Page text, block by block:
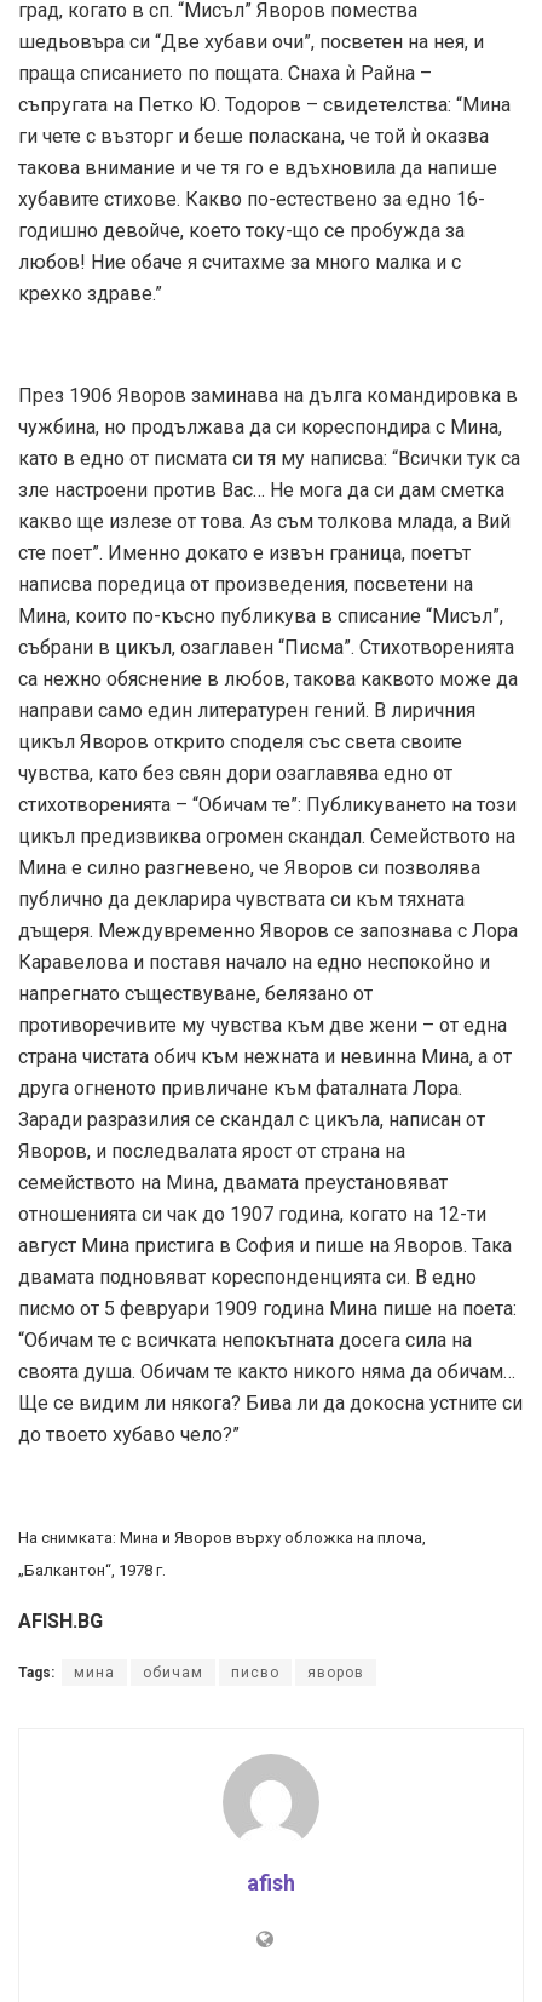
град, когато в сп. “Мисъл” Яворов помества
шедьовъра си “Две хубави очи”, посветен на нея, и
праща списанието по пощата. Снаха ѝ Райна –
съпругата на Петко Ю. Тодоров – свидетелства: “Мина
ги чете с възторг и беше поласкана, че той ѝ оказва
такова внимание и че тя го е вдъхновила да напише
хубавите стихове. Какво по-естествено за едно 16-
годишно девойче, което току-що се пробужда за
любов! Ние обаче я считахме за много малка и с
крехко здраве.”
През 1906 Яворов заминава на дълга командировка в
чужбина, но продължава да си кореспондира с Мина,
като в едно от писмата си тя му написва: “Всички тук са
зле настроени против Вас… Не мога да си дам сметка
какво ще излезе от това. Аз съм толкова млада, а Вий
сте поет”. Именно докато е извън граница, поетът
написва поредица от произведения, посветени на
Мина, които по-късно публикува в списание “Мисъл”,
събрани в цикъл, озаглавен “Писма”. Стихотворенията
са нежно обяснение в любов, такова каквото може да
направи само един литературен гений. В лиричния
цикъл Яворов открито споделя със света своите
чувства, като без свян дори озаглавява едно от
стихотворенията – “Обичам те”: Публикуването на този
цикъл предизвиква огромен скандал. Семейството на
Мина е силно разгневено, че Яворов си позволява
публично да декларира чувствата си към тяхната
дъщеря. Междувременно Яворов се запознава с Лора
Каравелова и поставя начало на едно неспокойно и
напрегнато съществуване, белязано от
противоречивите му чувства към две жени – от една
страна чистата обич към нежната и невинна Мина, а от
друга огненото привличане към фаталната Лора.
Заради разразилия се скандал с цикъла, написан от
Яворов, и последвалата ярост от страна на
семейството на Мина, двамата преустановяват
отношенията си чак до 1907 година, когато на 12-ти
август Мина пристига в София и пише на Яворов. Така
двамата подновяват кореспонденцията си. В едно
писмо от 5 февруари 1909 година Мина пише на поета:
“Обичам те с всичката непокътната досега сила на
своята душа. Обичам те както никого няма да обичам…
Ще се видим ли някога? Бива ли да докосна устните си
до твоето хубаво чело?”
На снимката: Мина и Яворов върху обложка на плоча,
„Балкантон“, 1978 г.
AFISH.BG
Tags: мина обичам писво яворов
afish